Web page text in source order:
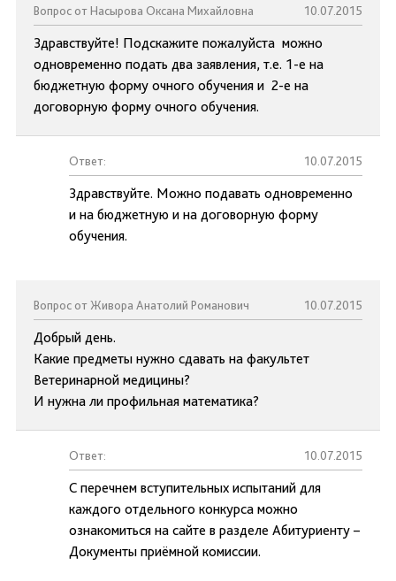
Вопрос от Насырова Оксана Михайловна 10.07.2015
Здравствуйте! Подскажите пожалуйста можно
одновременно подать два заявления, т.е. 1-е на
бюджетную форму очного обучения и 2-е на
договорную форму очного обучения.
Ответ: 10.07.2015
Здравствуйте. Можно подавать одновременно
и на бюджетную и на договорную форму
обучения.
Вопрос от Живора Анатолий Романович 10.07.2015
Добрый день.
Какие предметы нужно сдавать на факультет
Ветеринарной медицины?
И нужна ли профильная математика?
Ответ: 10.07.2015
С перечнем вступительных испытаний для
каждого отдельного конкурса можно
ознакомиться на сайте в разделе Абитуриенту –
Документы приёмной комиссии.